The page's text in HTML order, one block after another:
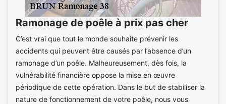
Ramonage de poêle à prix pas cher
C’est vrai que tout le monde souhaite prévenir les
accidents qui peuvent être causés par l’absence d’un
ramonage d’un poêle. Malheureusement, dès fois, la
vulnérabilité financière oppose la mise en œuvre
périodique de cette opération. Dans le but de stabiliser la
nature de fonctionnement de votre poêle, nous vous